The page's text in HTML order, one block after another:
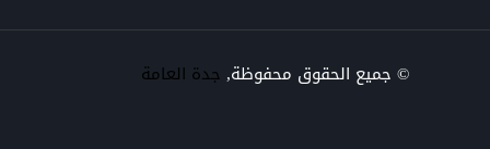
© جميع الحقوق محفوظة, جدة العامة